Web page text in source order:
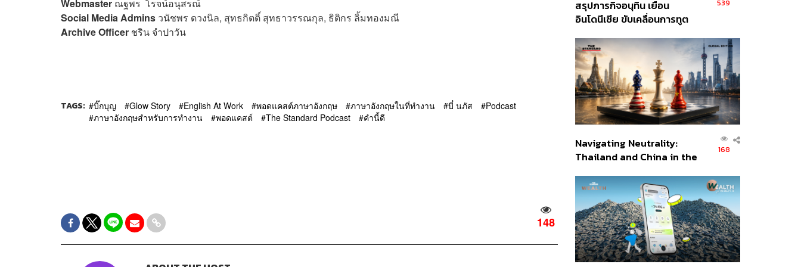
Webmaster ณฐพร โรจน์อนุสรณ์
Social Media Admins วนัชพร ดวงนิล, สุทธกิตติ์​ สุทธาวรรณกุล, ธิติกร ลิ้มทองมณี
Archive Officer ชริน จำปาวัน
TAGS: บิ๊กบุญ Glow Story English At Work พอดแคสต์ภาษาอังกฤษ ภาษาอังกฤษในที่ทำงาน บี๋ นภัส
Podcast
ภาษาอังกฤษสำหรับการทำงาน
พอดแคสต์ The Standard Podcast คำนี้ดี
148
สรุปภารกิจอนุทิน เยือน
อินโดนีเซีย ขับเคลื่อนการทูต
ส่วนยุทธศาสตร์ไทย –
อินโดนีเซีย
539
Navigating Neutrality:
Thailand and China in the
Order
168